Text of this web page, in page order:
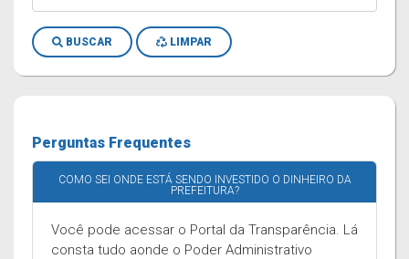
Perguntas Frequentes
COMO SEI ONDE ESTÁ SENDO INVESTIDO O DINHEIRO DA
PREFEITURA?
Você pode acessar o Portal da Transparência. Lá
consta tudo aonde o Poder Administrativo
BUSCAR LIMPAR